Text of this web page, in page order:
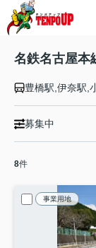
名鉄名古屋本
募集中
8件
事業用地